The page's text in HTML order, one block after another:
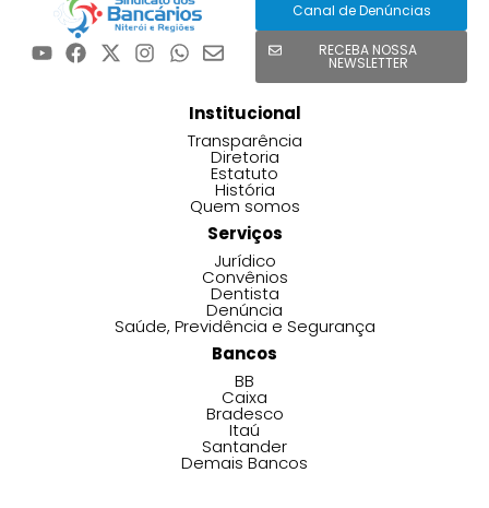
Canal de Denúncias
RECEBA NOSSA
NEWSLETTER
Institucional
Transparência
Diretoria
Estatuto
História
Quem somos
Serviços
Jurídico
Convênios
Dentista
Denúncia
Saúde, Previdência e Segurança
Bancos
BB
Caixa
Bradesco
Itaú
Santander
Demais Bancos